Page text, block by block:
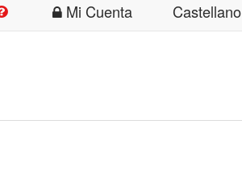
Mi Cuenta Castellano